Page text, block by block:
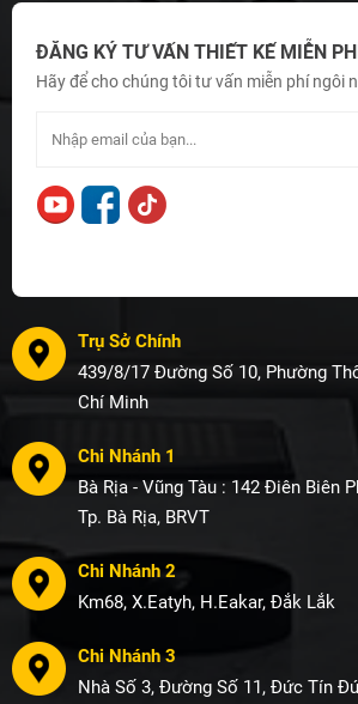
ĐĂNG KÝ TƯ VẤN THIẾT KẾ MIỄN
Hãy để cho chúng tôi tư vấn miễn phí ngôi
Trụ Sở Chính
439/8/17 Đường Số 10, Phường
Chí Minh
Chi Nhánh 1
Bà Rịa - Vũng Tàu : 142 Điên Biên
Tp. Bà Rịa, BRVT
Chi Nhánh 2
Km68, X.Eatyh, H.Eakar, Đắk Lắk
Chi Nhánh 3
Nhà Số 3, Đường Số 11, Đức Tín